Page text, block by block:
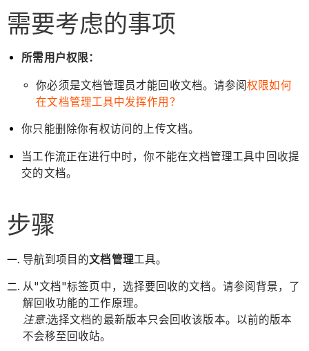
需要考虑的事项
所需用户权限：
你必须是文档管理员才能回收文档。请参阅权限如何
在文档管理工具中发挥作用？
你只能删除你有权访问的上传文档。
当工作流正在进行中时，你不能在文档管理工具中回收提
交的文档。
步骤
导航到项目的文档管理工具。
从"文档"标签页中，选择要回收的文档。请参阅背景，了
解回收功能的工作原理。
注意:选择文档的最新版本只会回收该版本。以前的版本
不会移至回收站。